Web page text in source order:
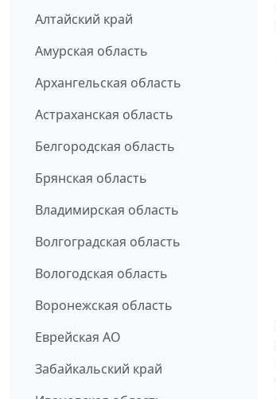
Алтайский край
Амурская область
Архангельская область
Астраханская область
Белгородская область
Брянская область
Владимирская область
Волгоградская область
Вологодская область
Воронежская область
Еврейская АО
Забайкальский край